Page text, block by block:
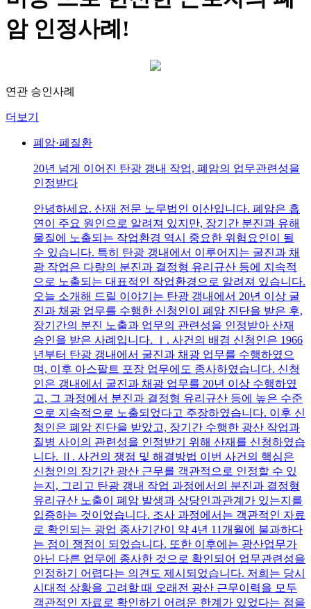
암 인정사례!
연관 승인사례
더보기
폐암·폐질환
20년 넘게 이어진 탄광 갱내 작업, 폐암의 업무관련성을
인정받다
안녕하세요. 산재 전문 노무법인 이산입니다. 폐암은 흡
연이 주요 원인으로 알려져 있지만, 장기간 분진과 유해
물질에 노출되는 작업환경 역시 중요한 위험요인이 될
수 있습니다. 특히 탄광 갱내에서 이루어지는 굴진과 채
광 작업은 다량의 분진과 결정형 유리규산 등에 지속적
으로 노출되는 대표적인 작업환경으로 알려져 있습니다.
오늘 소개해 드릴 이야기는 탄광 갱내에서 20년 이상 굴
진과 채광 업무를 수행한 신청인이 폐암 진단을 받은 후,
장기간의 분진 노출과 업무의 관련성을 인정받아 산재
승인을 받은 사례입니다. Ⅰ. 사건의 배경 신청인은 1966
년부터 탄광 갱내에서 굴진과 채광 업무를 수행하였으
며, 이후 아스팔트 포장 업무에도 종사하였습니다. 신청
인은 갱내에서 굴진과 채광 업무를 20년 이상 수행하였
고, 그 과정에서 분진과 결정형 유리규산 등에 높은 수준
으로 지속적으로 노출되었다고 주장하였습니다. 이후 신
청인은 폐암 진단을 받았고, 장기간 수행한 광산 작업과
질병 사이의 관련성을 인정받기 위해 산재를 신청하였습
니다. Ⅱ. 사건의 쟁점 및 해결방법 이번 사건의 핵심은
신청인의 장기간 광산 근무를 객관적으로 인정할 수 있
는지, 그리고 탄광 갱내 작업 과정에서의 분진과 결정형
유리규산 노출이 폐암 발생과 상당인과관계가 있는지를
입증하는 것이었습니다. 조사 과정에서는 객관적인 자료
로 확인되는 광업 종사기간이 약 4년 11개월에 불과하다
는 점이 쟁점이 되었습니다. 또한 이후에는 광산업무가
아닌 다른 업무에 종사한 것으로 확인되어 업무관련성을
인정하기 어렵다는 의견도 제시되었습니다. 저희는 당시
시대적 상황을 고려할 때 오래전 광산 근무이력을 모두
객관적인 자료로 확인하기 어려운 한계가 있었다는 점을